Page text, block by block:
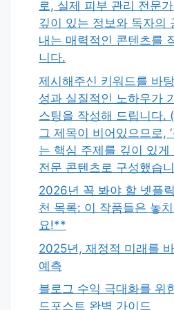
로, 실제 피부 관리 전문
깊이 있는 정보와 독자의
내는 매력적인 콘텐츠를
니다.
제시해주신 키워드를 바
성과 실질적인 노하우가
스팅을 작성해 드립니다.
그 제목이 비어있으므로, ‘
는 핵심 주제를 깊이 있게
전문 콘텐츠로 구성했습
2026년 꼭 봐야 할 넷플
천 목록: 이 작품들은 놓
요!**
2025년, 재정적 미래를
예측
블로그 수익 극대화를 위
드포스트 완벽 가이드